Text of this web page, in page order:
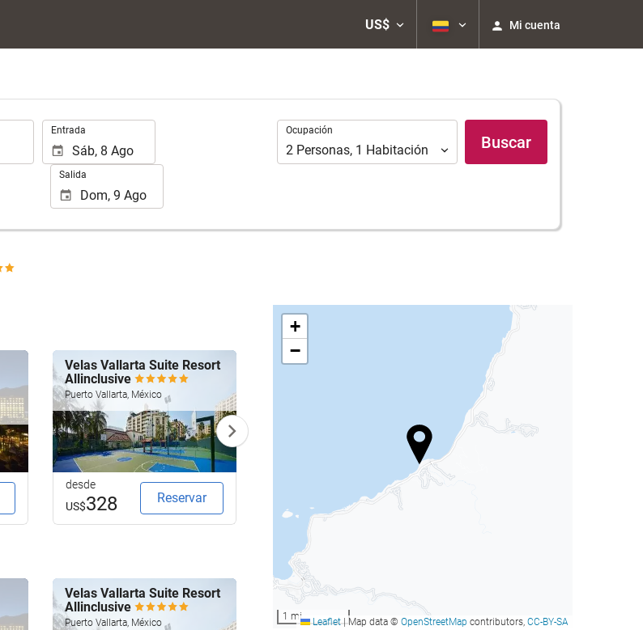
US$ Mi cuenta
Entrada
Salida
Ocupación
Ocupación
2 Personas, 1 Habitación Buscar
Velas Vallarta Suite Resort
Allinclusive
Puerto Vallarta, México
desde
US$328 Reservar
Meliá Puerto Vallarta – All
US$
216 Reservar
Barceló Puerto Vallarta -
All Inclusive
Puerto Vallarta, México
Velas Vallarta Suite Resort
Allinclusive
Puerto Vallarta, México
Meliá Puerto Vallarta – All
Inclusive
Puerto Vallarta, México Puerto Vallarta, México
+
−
1 mi Leaflet |Map data © OpenStreetMap contributors, CC-BY-SA